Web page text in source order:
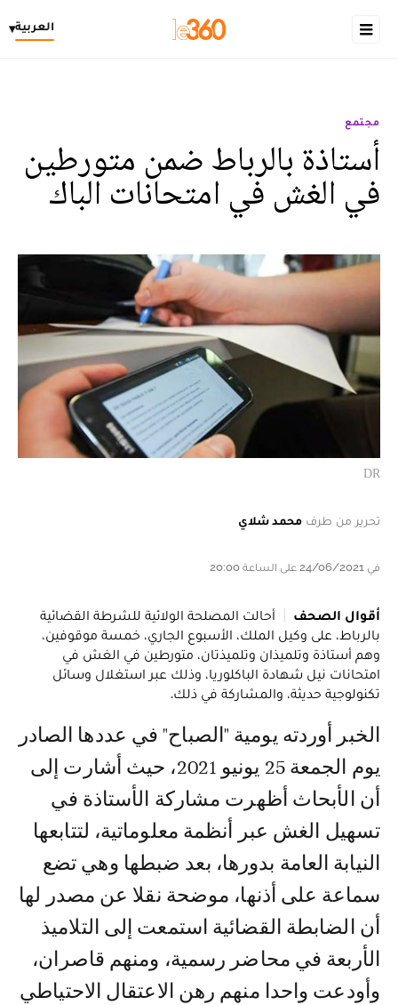
العربية▾
مجتمع
أستاذة بالرباط ضمن متورطين
في الغش في امتحانات الباك
DR
تحرير من طرف محمد شلاي
في 24/06/2021 على الساعة 20:00
أقوال الصحف
أحالت المصلحة الولائية للشرطة القضائية
بالرباط، على وكيل الملك، الأسبوع الجاري، خمسة موقوفين،
وهم أستاذة وتلميذان وتلميذتان، متورطين في الغش في
امتحانات نيل شهادة الباكلوريا، وذلك عبر استغلال وسائل
تكنولوجية حديثة، والمشاركة في ذلك.
يوم الجمعة 25 يونيو 2021، حيث أشارت إلى
أن الأبحاث أظهرت مشاركة الأستاذة في
تسهيل الغش عبر أنظمة معلوماتية، لتتابعها
النيابة العامة بدورها، بعد ضبطها وهي تضع
سماعة على أذنها، موضحة نقلا عن مصدر لها
أن الضابطة القضائية استمعت إلى التلاميذ
الأربعة في محاضر رسمية، ومنهم قاصران،
وأودعت واحدا منهم رهن الاعتقال الاحتياطي